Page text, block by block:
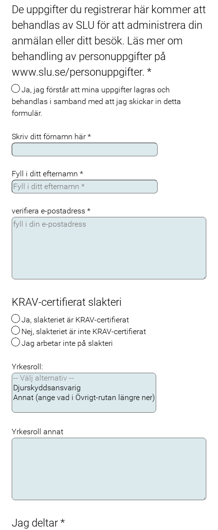
De uppgifter du registrerar här kommer att
behandlas av SLU för att administrera din
anmälan eller ditt besök. Läs mer om
behandling av personuppgifter på
www.slu.se/personuppgifter. *
Ja, jag förstår att mina uppgifter lagras och
behandlas i samband med att jag skickar in detta
formulär.
Skriv ditt förnamn här*
Fyll i ditt efternamn *
verifiera e-postadress *
KRAV-certifierat slakteri
Ja, slakteriet är KRAV-certifierat
Nej, slakteriet är inte KRAV-certifierat
Jag arbetar inte på slakteri
Yrkesroll:
Yrkesroll annat
Jag deltar *